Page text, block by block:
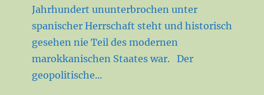
Jahrhundert ununterbrochen unter
spanischer Herrschaft steht und historisch
gesehen nie Teil des modernen
marokkanischen Staates war. Der
geopolitische...